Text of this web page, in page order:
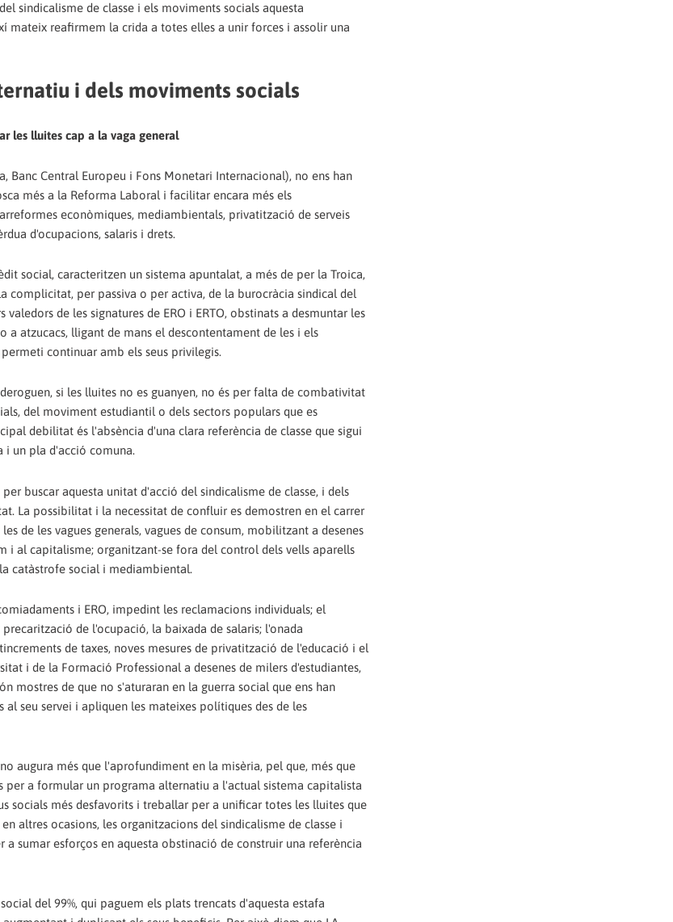
sindicalisme de classe i els moviments socials aquesta
reafirmem la crida a totes elles a unir forces i assolir una
i dels moviments socials
les lluites cap a la vaga general
Banc Central Europeu i Fons Monetari Internacional), no ens han
més a la Reforma Laboral i facilitar encara més els
econòmiques, mediambientals, privatització de serveis
d'ocupacions, salaris i drets.
social, caracteritzen un sistema apuntalat, a més de per la Troica,
complicitat, per passiva o per activa, de la burocràcia sindical del
de les signatures de ERO i ERTO, obstinats a desmuntar les
atzucacs, lligant de mans el descontentament de les i els
continuar amb els seus privilegis.
si les lluites no es guanyen, no és per falta de combativitat
del moviment estudiantil o dels sectors populars que es
debilitat és l'absència d'una clara referència de classe que sigui
un pla d'acció comuna.
buscar aquesta unitat d'acció del sindicalisme de classe, i dels
La possibilitat i la necessitat de confluir es demostren en el carrer
de les vagues generals, vagues de consum, mobilitzant a desenes
i al capitalisme; organitzant-se fora del control dels vells aparells
catàstrofe social i mediambiental.
i ERO, impedint les reclamacions individuals; el
de l'ocupació, la baixada de salaris; l'onada
de taxes, noves mesures de privatització de l'educació i el
i de la Formació Professional a desenes de milers d'estudiantes,
mostres de que no s'aturaran en la guerra social que ens han
seu servei i apliquen les mateixes polítiques des de les
augura més que l'aprofundiment en la misèria, pel que, més que
a formular un programa alternatiu a l'actual sistema capitalista
socials més desfavorits i treballar per a unificar totes les lluites que
altres ocasions, les organitzacions del sindicalisme de classe i
sumar esforços en aquesta obstinació de construir una referència
del 99%, qui paguem els plats trencats d'aquesta estafa